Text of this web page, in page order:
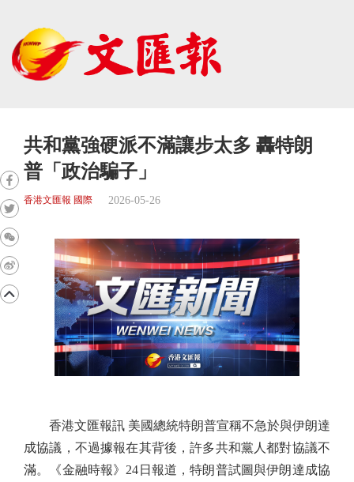
共和黨強硬派不滿讓步太多 轟特朗
普「政治騙子」
香港文匯報 國際 2026-05-26
香港文匯報訊 美國總統特朗普宣稱不急於與伊朗達
成協議，不過據報在其背後，許多共和黨人都對協議不
滿。《金融時報》24日報道，特朗普試圖與伊朗達成協